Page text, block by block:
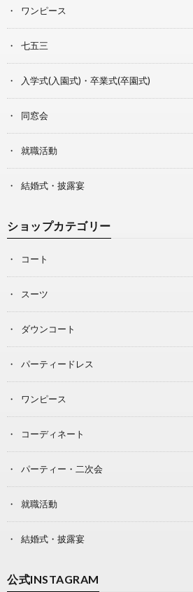
ワンピース
七五三
入学式(入園式)・卒業式(卒園式)
同窓会
就職活動
結婚式・披露宴
ショップカテゴリー
コート
スーツ
ダウンコート
パーティードレス
ワンピース
コーディネート
パーティー・二次会
就職活動
結婚式・披露宴
公式INSTAGRAM